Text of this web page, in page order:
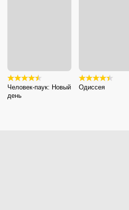
Человек-паук: Новый
день
Одиссея